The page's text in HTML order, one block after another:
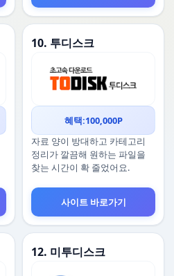
10. 투디스크
혜택:100,000P
자료 양이 방대하고 카테고리
정리가 깔끔해 원하는 파일을
찾는 시간이 확 줄었어요.
사이트 바로가기
12. 미투디스크